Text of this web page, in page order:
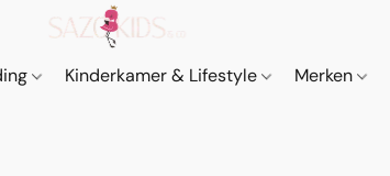
Kinderkamer & Lifestyle Merken